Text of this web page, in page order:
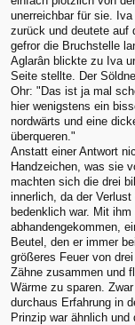
unerreichbar für sie.
zurück und deutete auf
gefror die Bruchstelle
Aglarân blickte zu Iva
Seite stellte. Der
Ohr: "Das ist ja mal
hier wenigstens ein
nordwärts und eine
überqueren."
Anstatt einer Antwort
Handzeichen, was sie
machten sich die drei
innerlich, da der
bedenklich war. Mit
abhandengekommen,
Beutel, den er immer
größeres Feuer von
Zähne zusammen und
Wärme zu sparen.
durchaus Erfahrung in
Prinzip war ähnlich